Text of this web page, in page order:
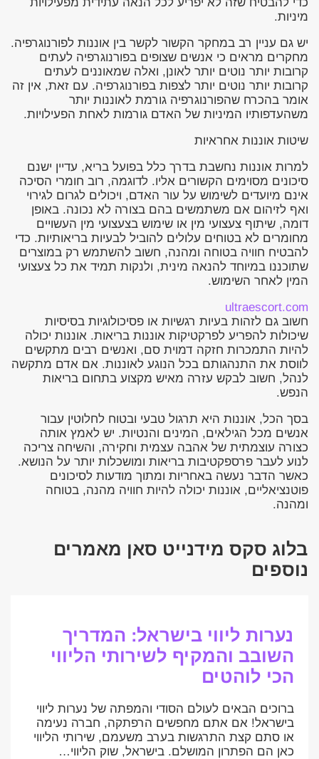
מיניות.
יש גם עניין רב במחקר הקשור לקשר בין אוננות לפורנוגרפיה.
מחקרים מראים כי אנשים שצופים בפורנוגרפיה לעתים
קרובות יותר נוטים יותר לאונן, ואלה שמאוננים לעתים
קרובות יותר נוטים יותר לצפות בפורנוגרפיה. עם זאת, אין זה
אומר בהכרח שהפורנוגרפיה גורמת לאוננות יותר
משהעדפותיו המיניות של האדם גורמות לאחת הפעילויות.
שיטות אוננות אחראיות
למרות אוננות נחשבת בדרך כלל בפועל בריא, עדיין ישנם
סיכונים מסוימים הקשורים אליו. לדוגמה, רוב חומרי הסיכה
אינם מיועדים לשימוש על עור האדם, ויכולים לגרום לגירוי
ואף לזיהום אם משתמשים בהם בצורה לא נכונה. באופן
דומה, שיתוף צעצועי מין או שימוש בצעצועי מין העשויים
מחומרים לא בטוחים עלולים להוביל לבעיות בריאותיות. כדי
להבטיח חוויה בטוחה ומהנה, חשוב להשתמש רק במוצרים
שתוכננו במיוחד להנאה מינית, ולנקות תמיד את כל צעצועי
המין לאחר השימוש.
ultraescort.com
חשוב גם לזהות בעיות רגשיות או פסיכולוגיות בסיסיות
שיכולות להפריע לפרקטיקות אוננות בריאות. אוננות יכולה
להיות התמכרות חזקה דמוית סם, ואנשים רבים מתקשים
לווסת את התנהגותם בכל הנוגע לאוננות. אם אדם מתקשה
לנהל, חשוב לבקש עזרה מאיש מקצוע בתחום בריאות
הנפש.
בסך הכל, אוננות היא תרגול טבעי ובטוח לחלוטין עבור
אנשים מכל הגילאים, המינים והנטיות. יש לאמץ אותה
כצורה עוצמתית של אהבה עצמית וחקירה, והשיחה צריכה
לנוע לעבר פרספקטיבות בריאות ומושכלות יותר על הנושא.
כאשר הדבר נעשה באחריות ומתוך מודעות לסיכונים
פוטנציאליים, אוננות יכולה להיות חוויה מהנה, בטוחה
ומהנה.
בלוג סקס מידנייט סאן מאמרים
נוספים
נערות ליווי בישראל: המדריך
השובב והמקיף לשירותי הליווי
הכי לוהטים
ברוכים הבאים לעולם הסודי והמפתה של נערות ליווי
בישראל! אם אתם מחפשים הרפתקה, חברה נעימה
או סתם קצת התרגשות בערב משעמם, שירותי הליווי
כאן הם הפתרון המושלם. בישראל, שוק הליווי…